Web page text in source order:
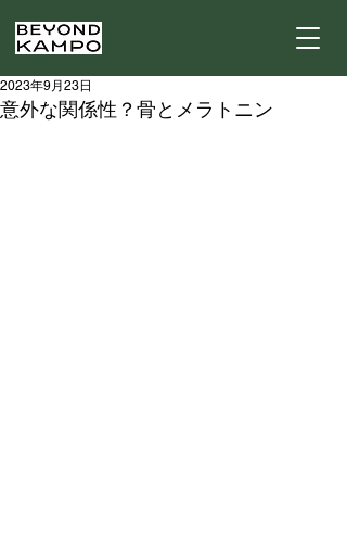
意外な関係性？骨とメラトニン
2023年9月23日